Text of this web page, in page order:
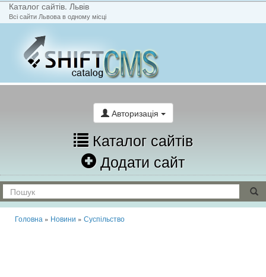
Каталог сайтів. Львів
Всі сайти Львова в одному місці
Авторизація
Каталог сайтів
Додати сайт
Головна » Новини » Суспільство